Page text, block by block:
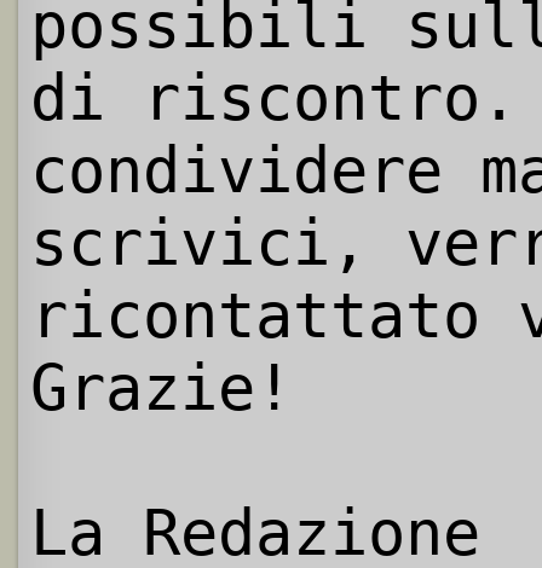
possibili
di riscontro.
condividere
scrivici,
ricontattato
Grazie!
La Redazione